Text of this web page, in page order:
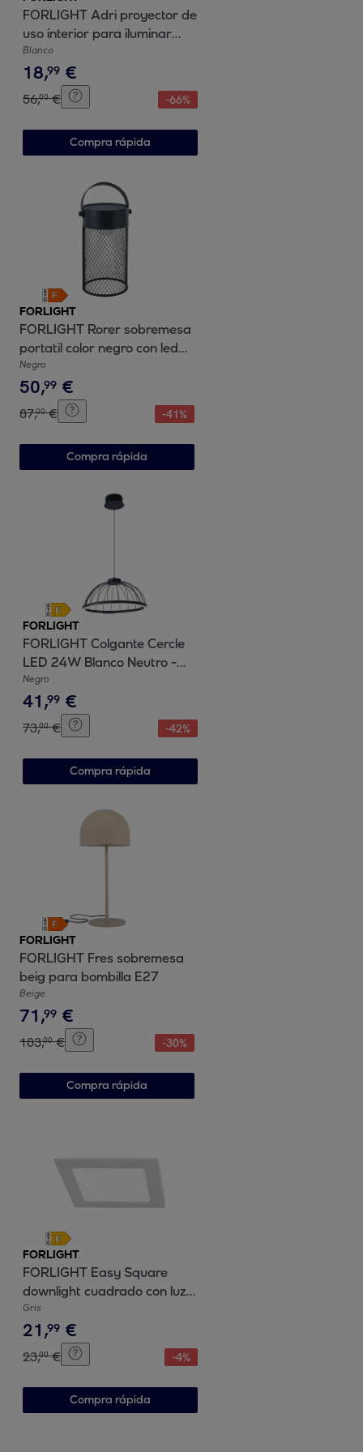
FORLIGHT Adri proyector de
uso interior para iluminar
frontalmente y hacia abajo
con luz led en blanco cálido
3000k en color blanco
Blanco
18,99 €
56,00 € -66%
Compra rápida
FORLIGHT
FORLIGHT Rorer sobremesa
portatil color negro con led
blanco cálido 3000K
Negro
50,99 €
87,00 € -41%
Compra rápida
FORLIGHT
FORLIGHT Colgante Cercle
LED 24W Blanco Neutro -
4000K Negro para Interior
de Techo en Comedor, Salón,
Cocina
Negro
41,99 €
73,00 € -42%
Compra rápida
FORLIGHT
FORLIGHT Fres sobremesa
beig para bombilla E27
Beige
71,99 €
103,00 € -30%
Compra rápida
FORLIGHT
FORLIGHT Easy Square
downlight cuadrado con luz
led blanco neutro 4000K en
color gris
Gris
21,99 €
23,00 € -4%
Compra rápida